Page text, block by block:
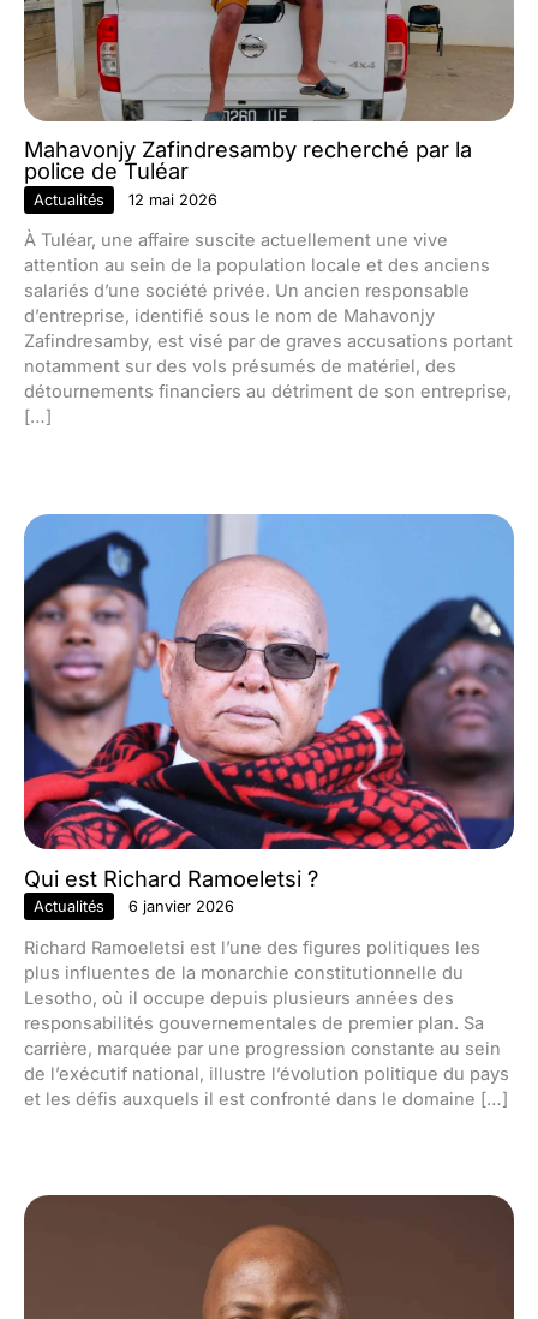
Mahavonjy Zafindresamby recherché par la
police de Tuléar
Actualités 12 mai 2026
À Tuléar, une affaire suscite actuellement une vive
attention au sein de la population locale et des anciens
salariés d’une société privée. Un ancien responsable
d’entreprise, identifié sous le nom de Mahavonjy
Zafindresamby, est visé par de graves accusations portant
notamment sur des vols présumés de matériel, des
détournements financiers au détriment de son entreprise,
[…]
Qui est Richard Ramoeletsi ?
Actualités 6 janvier 2026
Richard Ramoeletsi est l’une des figures politiques les
plus influentes de la monarchie constitutionnelle du
Lesotho, où il occupe depuis plusieurs années des
responsabilités gouvernementales de premier plan. Sa
carrière, marquée par une progression constante au sein
de l’exécutif national, illustre l’évolution politique du pays
et les défis auxquels il est confronté dans le domaine […]